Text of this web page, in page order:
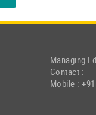
Managing
Contact :
Mobile :